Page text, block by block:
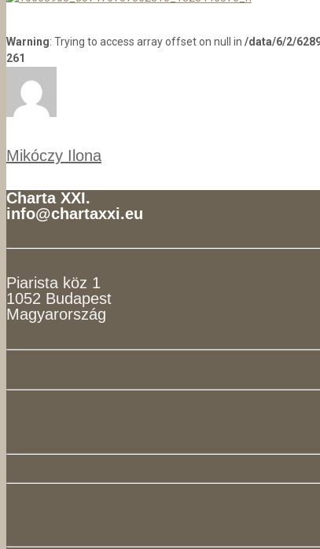
Warning: Trying to access array offset on null in /data/6/2/
261
Mikóczy Ilona
Charta XXI.
info@chartaxxi.eu
Piarista köz 1
1052 Budapest
Magyarország